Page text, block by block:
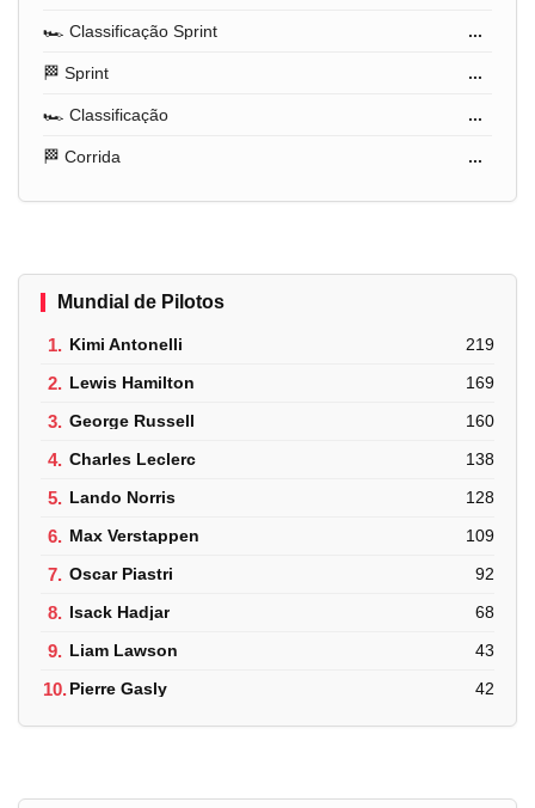
🏎️ Classificação Sprint ...
🏁 Sprint ...
🏎️ Classificação ...
🏁 Corrida ...
Mundial de Pilotos
1. Kimi Antonelli 219
2. Lewis Hamilton 169
3. George Russell 160
4. Charles Leclerc 138
5. Lando Norris 128
6. Max Verstappen 109
7. Oscar Piastri 92
8. Isack Hadjar 68
9. Liam Lawson 43
10.Pierre Gasly 42